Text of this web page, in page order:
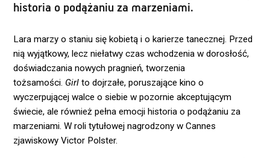
historia o podążaniu za marzeniami.
Lara marzy o staniu się kobietą i o karierze tanecznej. Przed
nią wyjątkowy, lecz niełatwy czas wchodzenia w dorosłość,
doświadczania nowych pragnień, tworzenia
tożsamości. Girl to dojrzałe, poruszające kino o
wyczerpującej walce o siebie w pozornie akceptującym
świecie, ale również pełna emocji historia o podążaniu za
marzeniami. W roli tytułowej nagrodzony w Cannes
zjawiskowy Victor Polster.